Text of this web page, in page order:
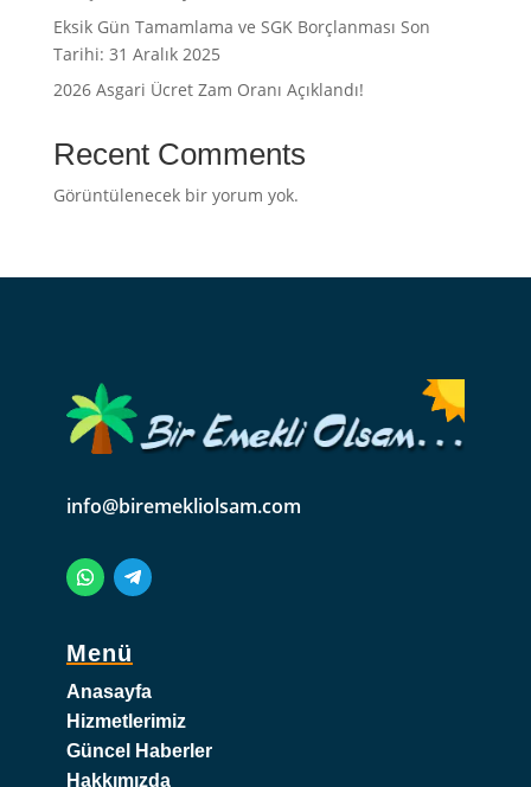
Eksik Gün Tamamlama ve SGK Borçlanması Son
Tarihi: 31 Aralık 2025
2026 Asgari Ücret Zam Oranı Açıklandı!
Recent Comments
Görüntülenecek bir yorum yok.
info@biremekliolsam.com
Menü
Anasayfa
Hizmetlerimiz
Güncel Haberler
Hakkımızda